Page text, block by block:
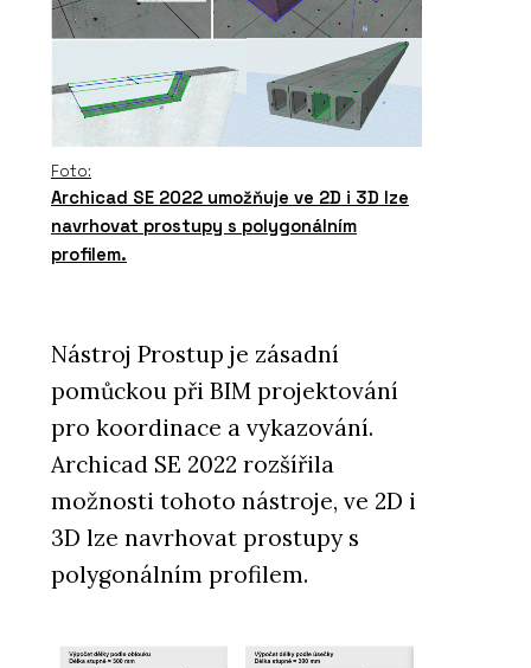
Foto:
Archicad SE 2022 umožňuje ve 2D i 3D lze
navrhovat prostupy s polygonálním
profilem.
Nástroj Prostup je zásadní
pomůckou při BIM projektování
pro koordinace a vykazování.
Archicad SE 2022 rozšířila
možnosti tohoto nástroje, ve 2D i
3D lze navrhovat prostupy s
polygonálním profilem.